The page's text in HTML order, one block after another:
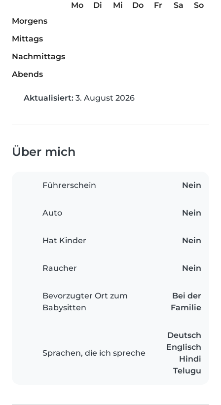
Mo Di Mi Do Fr Sa
So
Morgens
Mittags
Nachmittags
Abends
Aktualisiert: 3. August 2026
Über mich
Führerschein Nein
Auto Nein
Hat Kinder Nein
Raucher Nein
Bevorzugter Ort zum
Babysitten
Bei der
Familie
Sprachen, die ich spreche
Deutsch
Englisch
Hindi
Telugu